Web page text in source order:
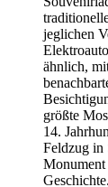
jeglichen
ähnlich,
größte
14.
Feldzug in
Monument